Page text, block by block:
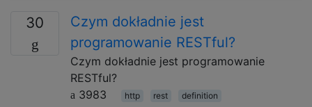
30
Czym dokładnie jest
programowanie RESTful?
Czym dokładnie jest programowanie
RESTful?
3983
http rest definition